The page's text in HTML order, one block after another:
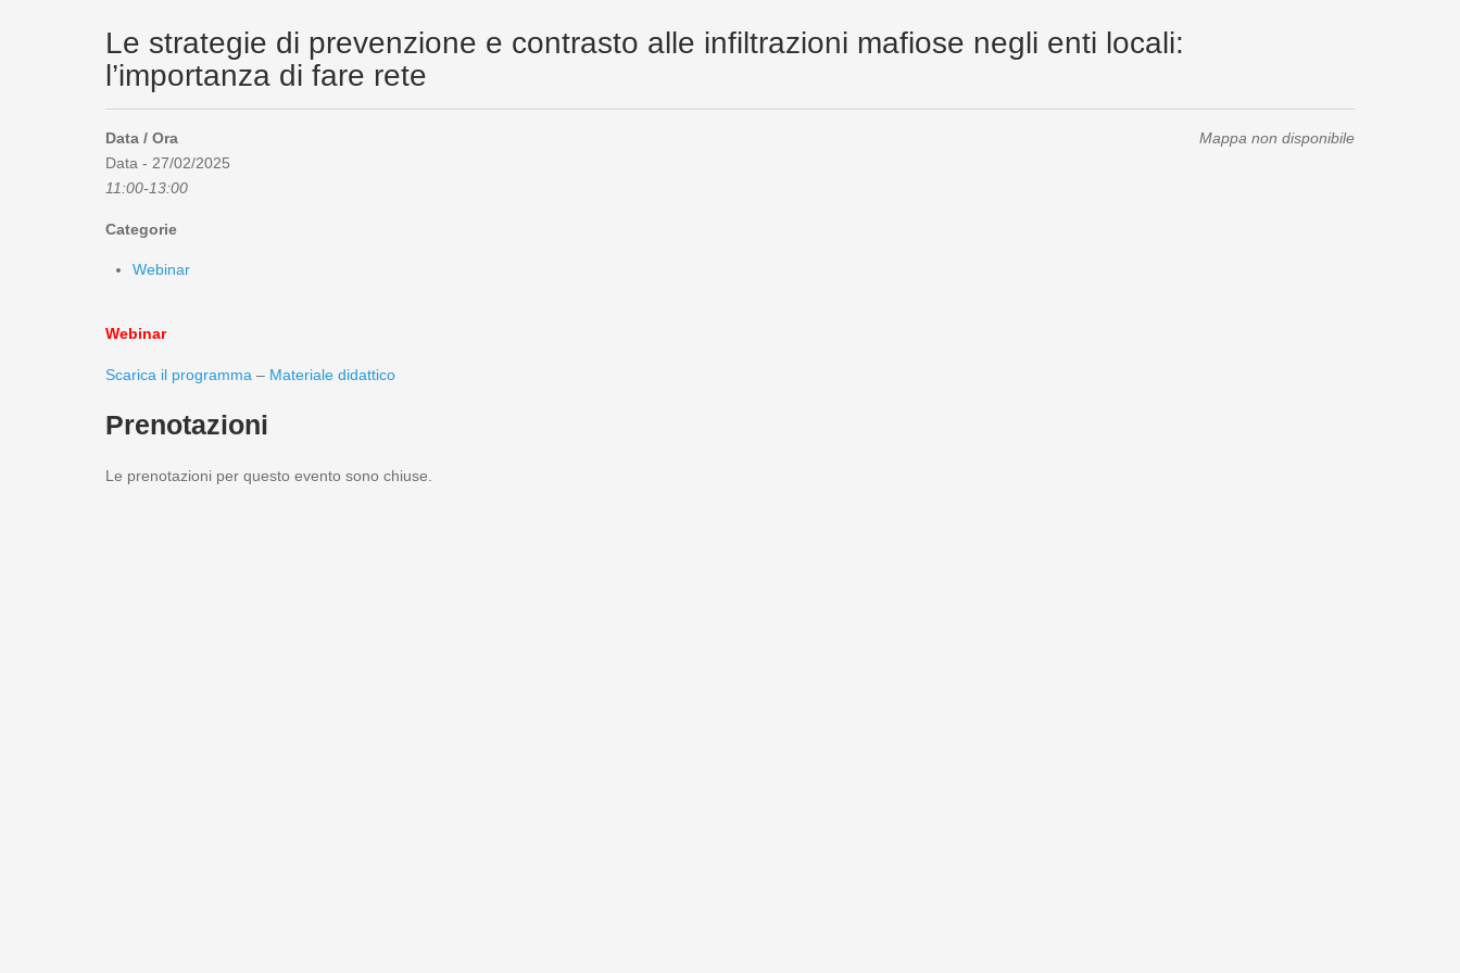
Le strategie di prevenzione e contrasto alle infiltrazioni mafiose negli enti locali:
l’importanza di fare rete
Mappa non disponibile
Data / Ora
Data - 27/02/2025
11:00-13:00
Categorie
Webinar
Webinar
Scarica il programma – Materiale didattico
Prenotazioni
Le prenotazioni per questo evento sono chiuse.